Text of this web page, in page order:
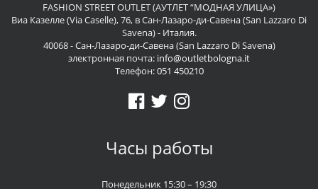
FASHION STREET OUTLET (АУТЛЕТ “МОДНАЯ УЛИЦА»)
Виа Казелле (Via Caselle), 76, в Сан-Лазаро-ди-Савена (San Lazzaro Di
Savena) - Италия.
40068 - Сан-Лазаро-ди-Савена (San Lazzaro Di Savena)
электронная почта: info@outletbologna.it
Телефон:051 450210
Часы работы
Понедельник 15:30 – 19:30